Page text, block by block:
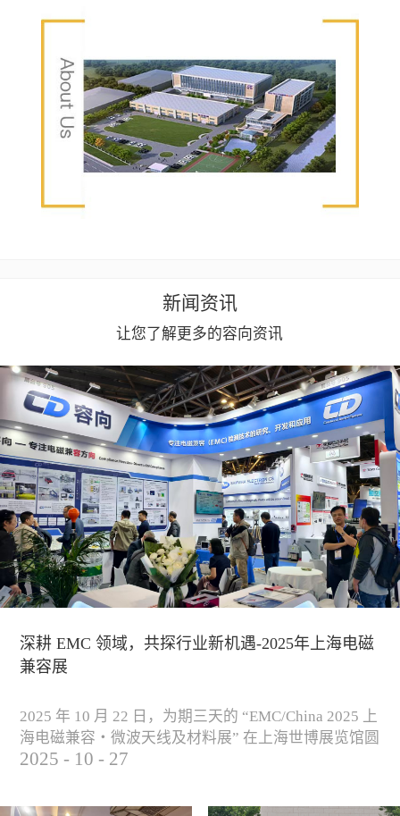
新闻资讯
让您了解更多的容向资讯
深耕 EMC 领域，共探行业新机遇-2025年上海电磁
兼容展
2025 年 10 月 22 日，为期三天的 “EMC/China 2025 上
海电磁兼容・微波天线及材料展” 在上海世博展览馆圆
满落下帷幕。作为电磁兼容领域的行业盛会，本届展
2025 - 10 - 27